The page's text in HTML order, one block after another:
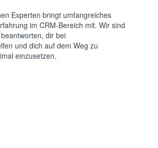
Experten bringt umfangreiches
im CRM-Bereich mit. Wir sind
dir bei
und dich auf dem Weg zu
einzusetzen.